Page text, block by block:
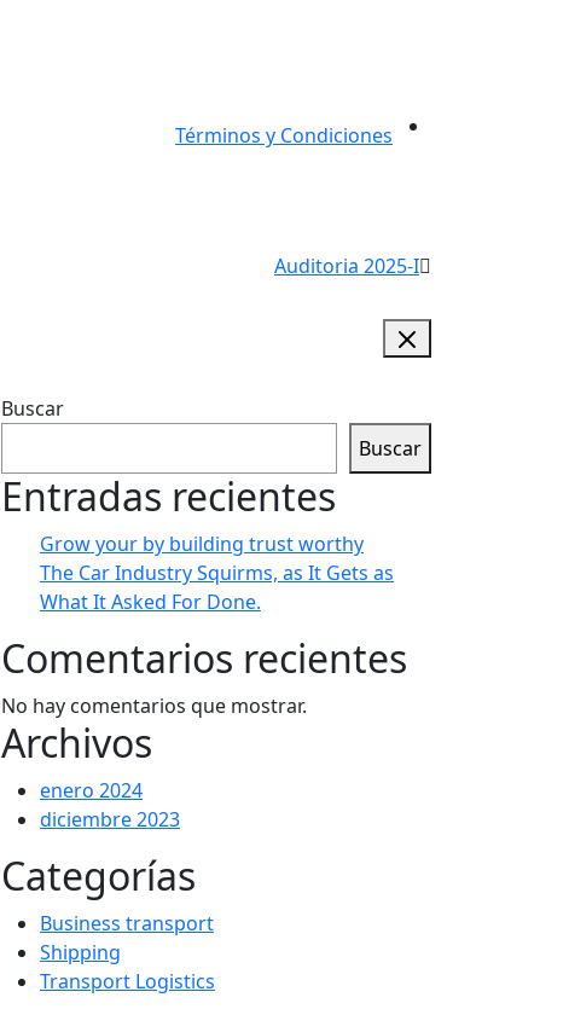
Términos y Condiciones
Auditoria 2025-I
Buscar
Buscar
Entradas recientes
Grow your by building trust worthy
The Car Industry Squirms, as It Gets as
What It Asked For Done.
Comentarios recientes
No hay comentarios que mostrar.
Archivos
enero 2024
diciembre 2023
Categorías
Business transport
Shipping
Transport Logistics